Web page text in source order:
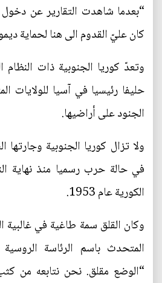
“بعدما شاهدت التقارير عن دخول
كان عليّ القدوم الى هنا لحماية
وتعدّ كوريا الجنوبية ذات
حليفا رئيسيا في آسيا للولايات
الجنود على أراضيها.
ولا تزال كوريا الجنوبية وجارتها
في حالة حرب رسميا منذ نهاية
الكورية عام 1953.
وكان القلق سمة طاغية في غالبية
المتحدث باسم الرئاسة
“الوضع مقلق. نحن نتابعه من